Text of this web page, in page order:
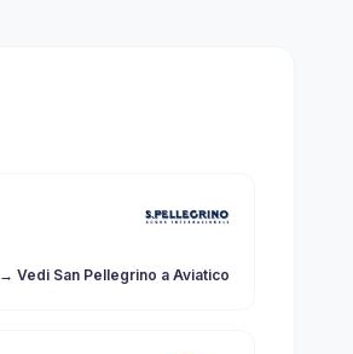
→ Vedi San Pellegrino a Aviatico